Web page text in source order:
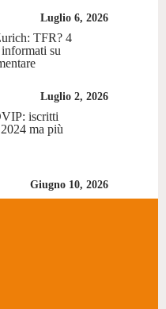
Luglio 6, 2026
TFR? 4
su
Luglio 2, 2026
iscritti
ma più
Giugno 10, 2026